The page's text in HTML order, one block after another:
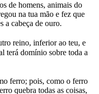
de homens, animais do
na tua mão e fez que
a cabeça de ouro.
reino, inferior ao teu, e
terá domínio sobre toda a
ferro; pois, como o ferro
quebra todas as coisas,